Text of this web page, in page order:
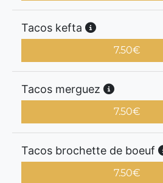
Tacos kefta
7.50€
Tacos merguez
7.50€
Tacos brochette de boeuf
7.50€